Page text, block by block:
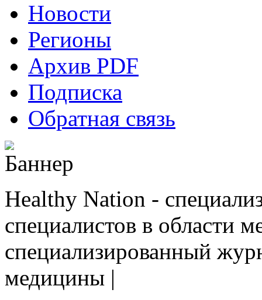
Новости
Регионы
Архив PDF
Подписка
Обратная связь
Healthy Nation -
специалистов в области
cпециализированный
медицины |